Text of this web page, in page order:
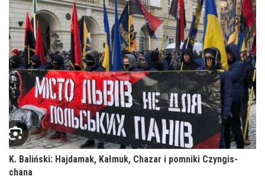
K. Baliński: Hajdamak, Kałmuk, Chazar i pomniki Czyngis-
chana